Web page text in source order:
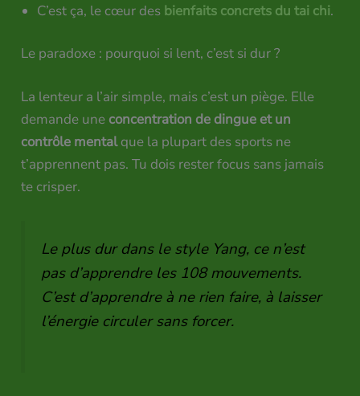
C’est ça, le cœur des bienfaits concrets du tai chi.
Le paradoxe : pourquoi si lent, c’est si dur ?
La lenteur a l’air simple, mais c’est un piège. Elle
demande une concentration de dingue et un
contrôle mentalque la plupart des sports ne
t’apprennent pas. Tu dois rester focus sans jamais
te crisper.
Le plus dur dans le style Yang, ce n’est
pas d’apprendre les 108 mouvements.
C’est d’apprendre à ne rien faire, à laisser
l’énergie circuler sans forcer.